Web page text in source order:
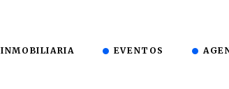
INMOBILIARIA EVENTOS